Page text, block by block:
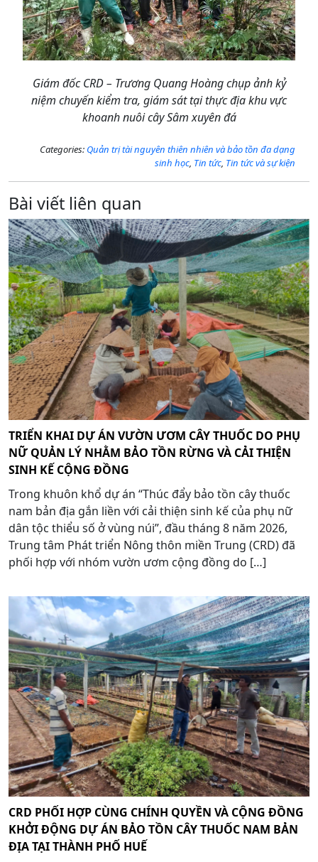
Giám đốc CRD – Trương Quang Hoàng chụp ảnh kỷ
niệm chuyến kiểm tra, giám sát tại thực địa khu vực
khoanh nuôi cây Sâm xuyên đá
Categories: Quản trị tài nguyên thiên nhiên và bảo tồn đa dạng
sinh học, Tin tức, Tin tức và sự kiện
Bài viết liên quan
TRIỂN KHAI DỰ ÁN VƯỜN ƯƠM CÂY THUỐC DO PHỤ
NỮ QUẢN LÝ NHẰM BẢO TỒN RỪNG VÀ CẢI THIỆN
SINH KẾ CỘNG ĐỒNG
Trong khuôn khổ dự án “Thúc đẩy bảo tồn cây thuốc
nam bản địa gắn liền với cải thiện sinh kế của phụ nữ
dân tộc thiểu số ở vùng núi”, đầu tháng 8 năm 2026,
Trung tâm Phát triển Nông thôn miền Trung (CRD) đã
phối hợp với nhóm vườn ươm cộng đồng do […]
CRD PHỐI HỢP CÙNG CHÍNH QUYỀN VÀ CỘNG ĐỒNG
KHỞI ĐỘNG DỰ ÁN BẢO TỒN CÂY THUỐC NAM BẢN
ĐỊA TẠI THÀNH PHỐ HUẾ